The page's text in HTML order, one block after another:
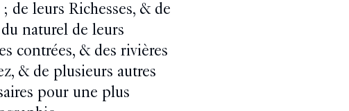
de leurs Richesses, & de
naturel de leurs
contrées, & des rivières
& de plusieurs autres
pour une plus